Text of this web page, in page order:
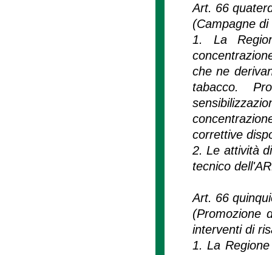
Art. 66
(Campagne
1. La
che ne
tabacco.
correttive
2. Le attività
tecnico
Art. 66
(Promozione
interventi di
1. La